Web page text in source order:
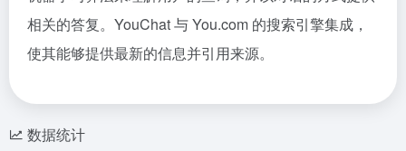
相关的答复。YouChat 与 You.com 的搜索引擎集成，
使其能够提供最新的信息并引用来源。
数据统计